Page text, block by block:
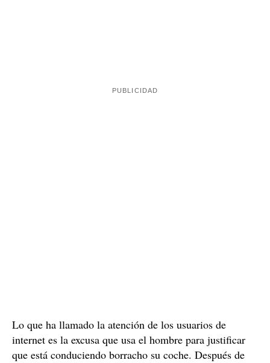
con su vehículo bajo los efectos del alcohol. Muchas